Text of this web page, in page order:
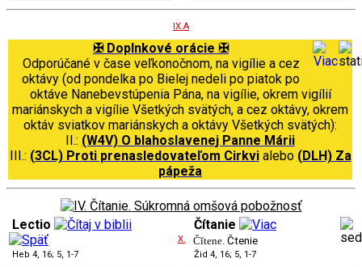
IX.A
✠ Doplnkové orácie ✠
Odporúčané v čase veľkonočnom, na vigílie a cez
oktávy (od pondelka po Bielej nedeli po piatok po
oktáve Nanebevstúpenia Pána, na vigílie, okrem vigílií
mariánskych a vigílie Všetkých svätých, a cez oktávy, okrem
oktáv sviatkov mariánskych a oktávy Všetkých svätých):
II.: (W4V) O blahoslavenej Panne Márii
III.: (3CL) Proti prenasledovateľom Cirkvialebo (DLH) Za
pápeža
Lectio
Heb 4, 16; 5, 1-7
X.
Čítanie
Čĭtene. Čtenie
Žid 4, 16; 5, 1-7